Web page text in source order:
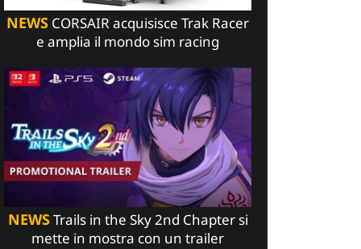
NEWS CORSAIR acquisisce Trak Racer
e amplia il mondo sim racing
NEWSTrails in the Sky 2nd Chapter si
mette in mostra con un trailer